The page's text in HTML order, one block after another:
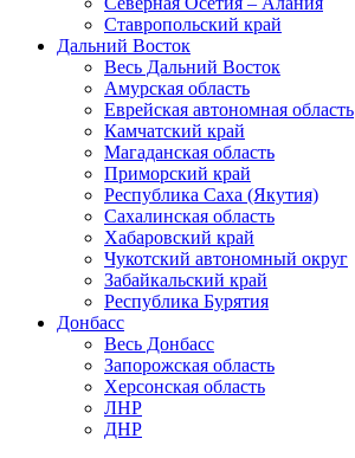
Ставропольский край
Дальний Восток
Весь Дальний Восток
Амурская область
Еврейская автономная область
Камчатский край
Магаданская область
Приморский край
Республика Саха (Якутия)
Сахалинская область
Хабаровский край
Чукотский автономный округ
Забайкальский край
Республика Бурятия
Донбасс
Весь Донбасс
Запорожская область
Херсонская область
ЛНР
ДНР